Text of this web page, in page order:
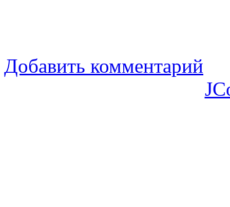
Добавить комментарий